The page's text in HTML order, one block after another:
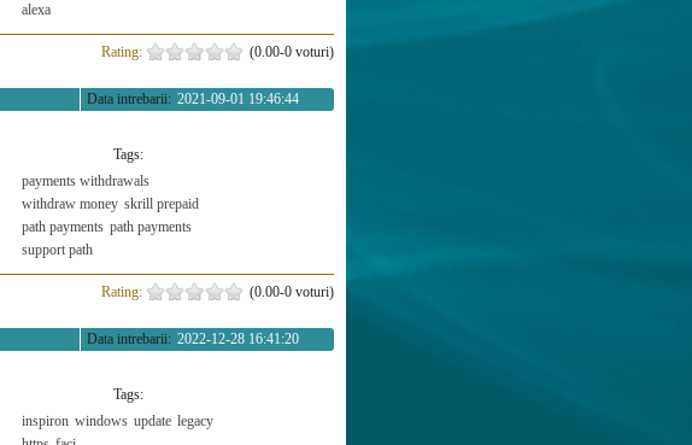
alexa
(0.00-0 voturi)
Rating:
2021-09-01 19:46:44
Data intrebarii:
Tags:
payments withdrawals
withdraw money skrill prepaid
path payments path payments
support path
(0.00-0 voturi)
Rating:
2022-12-28 16:41:20
Data intrebarii:
Tags:
inspiron windows update legacy